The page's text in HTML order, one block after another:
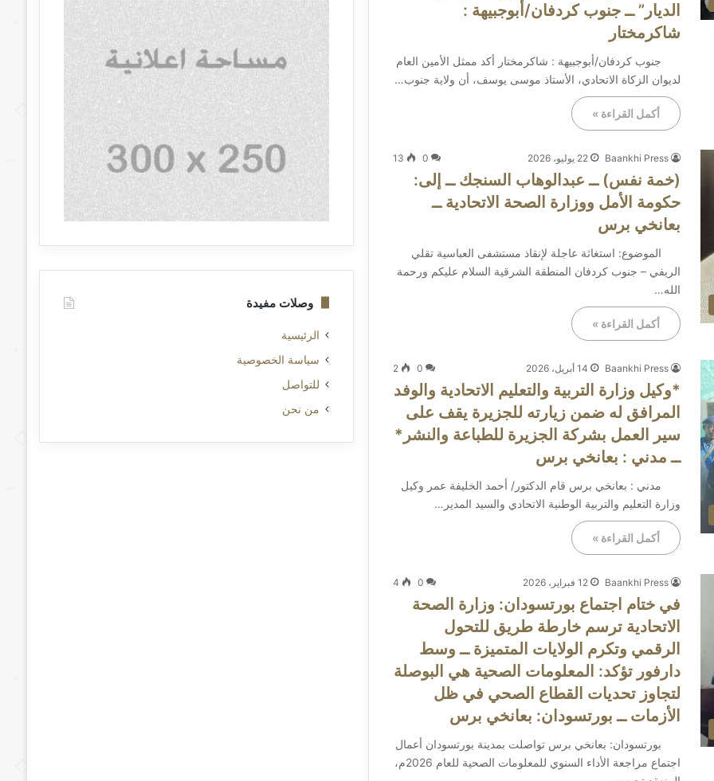
الديار” ــ جنوب كردفان/أبوجبيهة :
شاكرمختار
جنوب كردفان/أبوجبيهة : شاكرمختار أكد ممثل الأمين العام
لديوان الزكاة الاتحادي، الأستاذ موسى يوسف، أن ولاية جنوب…
أكمل القراءة »
Baankhi Press 22 يوليو، 2026 0
13
(خمة نفس) ــ عبدالوهاب السنجك ــ إلى:
حكومة الأمل ووزارة الصحة الاتحادية ــ
بعانخي برس
الموضوع: استغاثة عاجلة لإنقاذ مستشفى العباسية تقلي
الريفي – جنوب كردفان المنطقة الشرقية السلام عليكم ورحمة
الله…
أكمل القراءة »
Baankhi Press 14 أبريل، 2026 0
2
*وكيل وزارة التربية والتعليم الاتحادية والوفد
المرافق له ضمن زيارته للجزيرة يقف على
سير العمل بشركة الجزيرة للطباعة والنشر*
ــ مدني : بعانخي برس
مدني : بعانخي برس قام الدكتور/ أحمد الخليفة عمر وكيل
وزارة التعليم والتربية الوطنية الاتحادي والسيد المدير…
أكمل القراءة »
Baankhi Press 12 فبراير، 2026 0
4
في ختام اجتماع بورتسودان: وزارة الصحة
الاتحادية ترسم خارطة طريق للتحول
الرقمي وتكرم الولايات المتميزة ــ وسط
دارفور تؤكد: المعلومات الصحية هي البوصلة
لتجاوز تحديات القطاع الصحي في ظل
الأزمات ــ بورتسودان: بعانخي برس
بورتسودان: بعانخي برس ​تواصلت بمدينة بورتسودان أعمال
اجتماع مراجعة الأداء السنوي للمعلومات الصحية للعام 2026م،
وصلات مفيدة
الرئيسية
سياسة الخصوصية
للتواصل
من نحن